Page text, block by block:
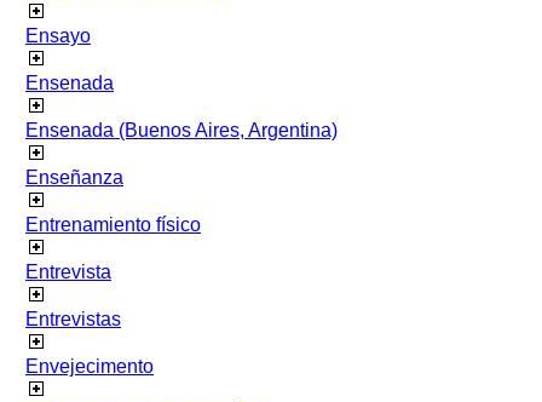
Ensayo
Ensenada
Ensenada (Buenos Aires, Argentina)
Enseñanza
Entrenamiento físico
Entrevista
Entrevistas
Envejecimento